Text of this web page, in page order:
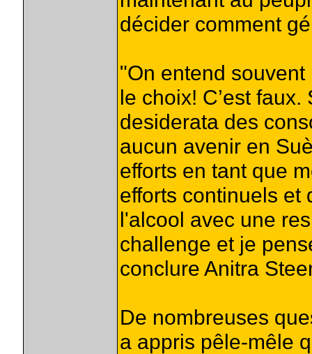
décider comment
"On entend souvent
le choix! C’est
desiderata des
aucun avenir en
efforts en tant que
efforts continuels et
l'alcool avec une
challenge et je
conclure Anitra
De nombreuses
a appris pêle-mêle